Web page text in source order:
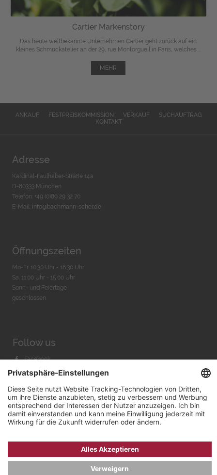
Cartier Markenstory
Das heute weltbekannte Unternehmen Cartier geht zurück auf ein
kleines Schmuckatelier an der 29, rue Montorgueil in Paris, welches ...
MEHR
ANKAUF FESTPREISKOMMISSION VERKAUF
SUCHAUFTRAG
KONTAKT
Adresse
Kardinal-Faulhaber-Straße 14a
D-80333 München
Telefon: +49 (0)89 29 32 70
E-Mail: info@bachmann-scher.de
Öffnungszeiten
Mo-Fr. 10:30 Uhr - 18:30 Uhr
Sa. 11:00 Uhr - 15.00 Uhr
Sonn- und Feiertage
geschlossen
Follow us
Facebook
Instagram
Youtube
Bachmann & Scher GmbH / Watchandco GmbH